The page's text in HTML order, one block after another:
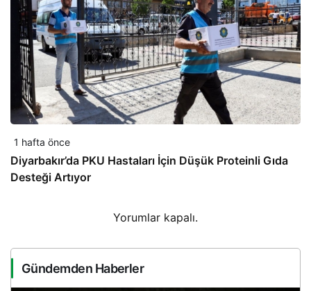
1 hafta önce
Diyarbakır’da PKU Hastaları İçin Düşük Proteinli Gıda
Desteği Artıyor
Yorumlar kapalı.
Gündemden Haberler